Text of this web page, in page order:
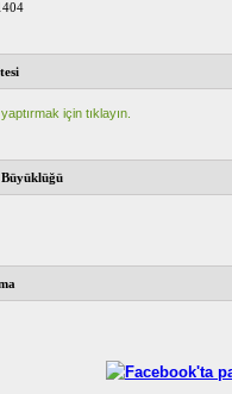
için tıklayın.